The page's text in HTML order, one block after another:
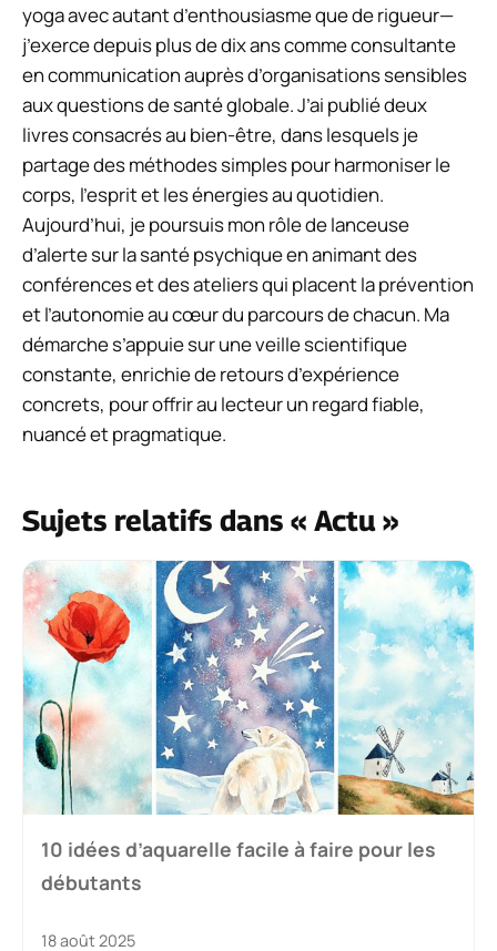
yoga avec autant d’enthousiasme que de rigueur—
j’exerce depuis plus de dix ans comme consultante
en communication auprès d’organisations sensibles
aux questions de santé globale. J’ai publié deux
livres consacrés au bien-être, dans lesquels je
partage des méthodes simples pour harmoniser le
corps, l’esprit et les énergies au quotidien.
Aujourd’hui, je poursuis mon rôle de lanceuse
d’alerte sur la santé psychique en animant des
conférences et des ateliers qui placent la prévention
et l’autonomie au cœur du parcours de chacun. Ma
démarche s’appuie sur une veille scientifique
constante, enrichie de retours d’expérience
concrets, pour offrir au lecteur un regard fiable,
nuancé et pragmatique.
Sujets relatifs dans « Actu »
10 idées d’aquarelle facile à faire pour les
débutants
18 août 2025